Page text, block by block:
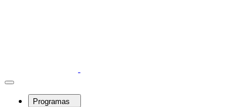
Programas